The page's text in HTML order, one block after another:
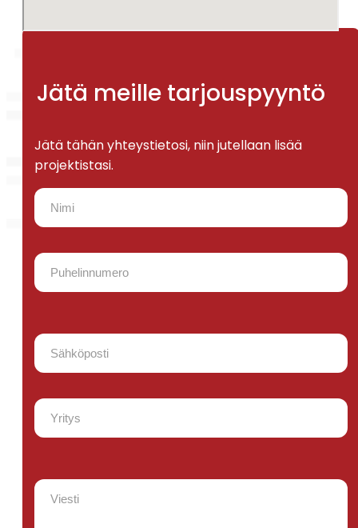
Jätä meille tarjouspyyntö
Jätä tähän yhteystietosi, niin jutellaan lisää
projektistasi.